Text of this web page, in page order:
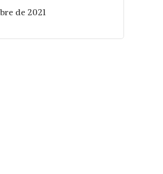
de 2021